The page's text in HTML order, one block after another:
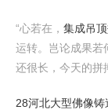
“心若在， 集成吊
运转。岂论成果若
还很长，今天的拼
28河北大型佛像铸